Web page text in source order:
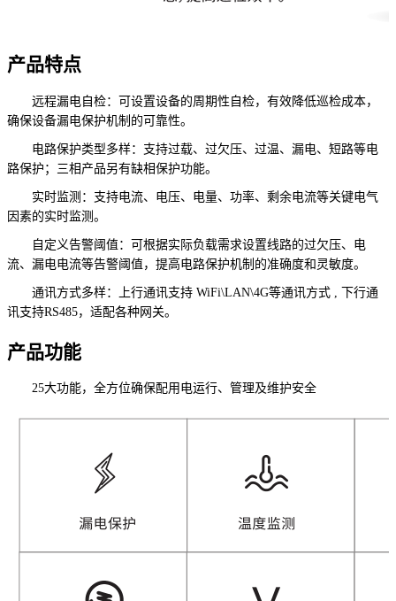
产品特点
远程漏电自检：可设置设备的周期性自检，有效降低巡检成本，
确保设备漏电保护机制的可靠性。
电路保护类型多样：支持过载、过欠压、过温、漏电、短路等电
路保护；三相产品另有缺相保护功能。
实时监测：支持电流、电压、电量、功率、剩余电流等关键电气
因素的实时监测。
自定义告警阈值：可根据实际负载需求设置线路的过欠压、电
流、漏电电流等告警阈值，提高电路保护机制的准确度和灵敏度。
通讯方式多样：上行通讯支持 WiFi\LAN\4G等通讯方式 , 下行通
讯支持RS485，适配各种网关。
产品功能
25大功能，全方位确保配用电运行、管理及维护安全